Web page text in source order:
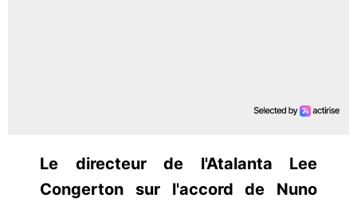
Le directeur de l'Atalanta Lee
Congerton sur l'accord de Nuno